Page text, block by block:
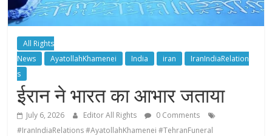
All Rights
News
AyatollahKhamenei India iran
IranIndiaRelation
s
ईरान ने भारत का आभार जताया
July 6, 2026 Editor All Rights
0 Comments
#IranIndiaRelations #AyatollahKhamenei #TehranFuneral